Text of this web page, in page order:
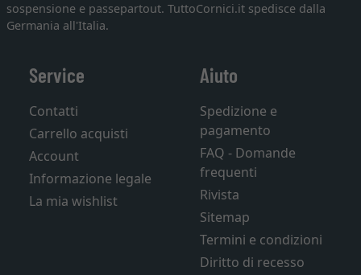
sospensione e passepartout. TuttoCornici.it spedisce dalla
Germania all'Italia.
Service
Contatti
Carrello acquisti
Account
Informazione legale
La mia wishlist
Aiuto
Spedizione e
pagamento
FAQ - Domande
frequenti
Rivista
Sitemap
Termini e condizioni
Diritto di recesso